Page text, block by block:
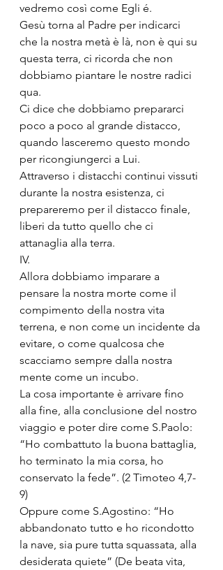
vedremo così come Egli é.
Gesù torna al Padre per indicarci
che la nostra metà è là, non è qui su
questa terra, ci ricorda che non
dobbiamo piantare le nostre radici
qua.
Ci dice che dobbiamo prepararci
poco a poco al grande distacco,
quando lasceremo questo mondo
per ricongiungerci a Lui.
Attraverso i distacchi continui vissuti
durante la nostra esistenza, ci
prepareremo per il distacco finale,
liberi da tutto quello che ci
attanaglia alla terra.
IV.
Allora dobbiamo imparare a
pensare la nostra morte come il
compimento della nostra vita
terrena, e non come un incidente da
evitare, o come qualcosa che
scacciamo sempre dalla nostra
mente come un incubo.
La cosa importante è arrivare fino
alla fine, alla conclusione del nostro
viaggio e poter dire come S.Paolo:
“Ho combattuto la buona battaglia,
ho terminato la mia corsa, ho
conservato la fede”. (2 Timoteo 4,7-
9)
Oppure come S.Agostino: “Ho
abbandonato tutto e ho ricondotto
la nave, sia pure tutta squassata, alla
desiderata quiete” (De beata vita,